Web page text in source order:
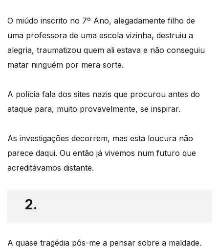
O miúdo inscrito no 7º Ano, alegadamente filho de
uma professora de uma escola vizinha, destruiu a
alegria, traumatizou quem ali estava e não conseguiu
matar ninguém por mera sorte.
A polícia fala dos sites nazis que procurou antes do
ataque para, muito provavelmente, se inspirar.
As investigações decorrem, mas esta loucura não
parece daqui. Ou então já vivemos num futuro que
acreditávamos distante.
2.
A quase tragédia pôs-me a pensar sobre a maldade.